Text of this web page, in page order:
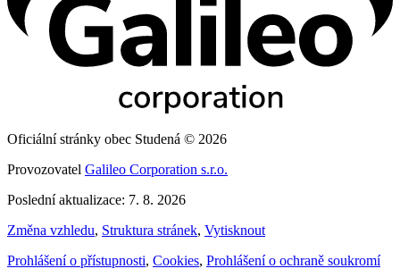
Oficiální stránky obec Studená © 2026
Provozovatel Galileo Corporation s.r.o.
Poslední aktualizace: 7. 8. 2026
Změna vzhledu, Struktura stránek, Vytisknout
Prohlášení o přístupnosti, Cookies, Prohlášení o ochraně soukromí